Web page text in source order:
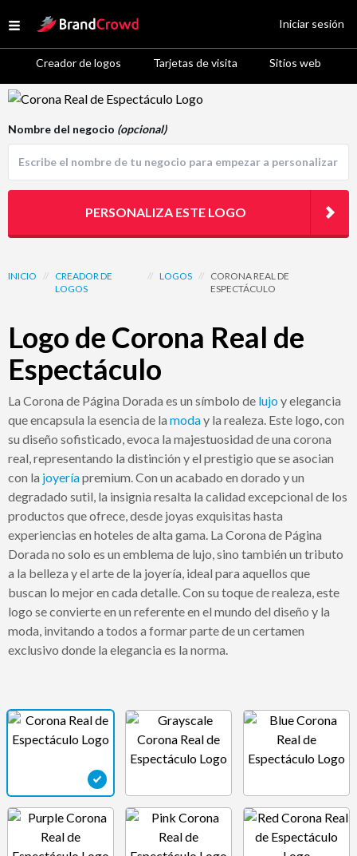
Open menu
Site Logo
Creador de logos Tarjetas de visita Sitios web
Iniciar sesión
Logo Template Preview
INICIO // CREADOR DE
LOGOS
// LOGOS // CORONA REAL DE
ESPECTÁCULO
Logo de Corona Real de
Espectáculo
La Corona de Página Dorada es un símbolo de lujoy elegancia
que encapsula la esencia de la moday la realeza. Este logo, con
su diseño sofisticado, evoca la majestuosidad de una corona
real, representando la distinción y el prestigio que se asocian
con la joyeríapremium. Con un acabado en dorado y un
degradado sutil, la insignia resalta la calidad excepcional de los
productos que ofrece, desde joyas exquisitas hasta
experiencias en hoteles de alta gama. La Corona de Página
Dorada no solo es un emblema de lujo, sino también un tributo
a la belleza y el arte de la joyería, ideal para aquellos que
buscan lo mejor en cada detalle. Con su toque de realeza, este
logo se convierte en un referente en el mundo del diseño y la
moda, invitando a todos a formar parte de un certamen
exclusivo donde la elegancia es la norma.
Nombre del negocio (opcional)
PERSONALIZA ESTE LOGO